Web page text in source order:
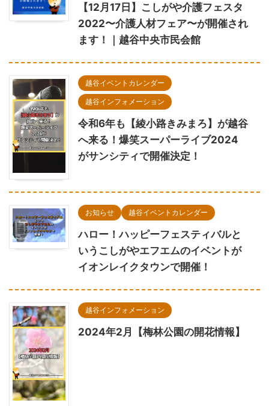
【12月17日】こしがや介護フェスタ
2022〜介護人材フェア〜が開催され
ます！｜越谷中央市民会館
越谷イベントカレンダー
越谷インフォメーション
令和6年も【綾小路きみまろ】が越谷
へ来る！爆笑スーパーライブ2024
がサンシティで開催決定！
お知らせ 越谷イベントカレンダー
ハロー！ハッピーフェスティバルと
いうこしがやエフエムのイベントが
イオンレイクタウンで開催！
越谷インフォメーション
2024年2月【梅林公園の開花情報】